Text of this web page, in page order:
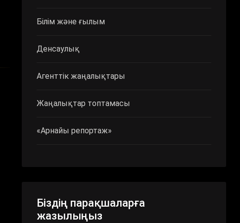
Білім және ғылым
Денсаулық
Агенттік жаңалықтары
Жаңалықтар топтамасы
«Арнайы репортаж»
Біздің парақшаларға
жазылыңыз